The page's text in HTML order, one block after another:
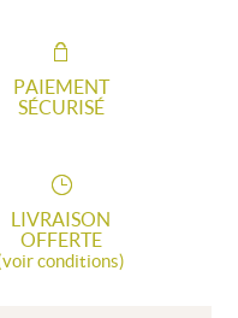
PAIEMENT
SÉCURISÉ
LIVRAISON
OFFERTE
conditions)